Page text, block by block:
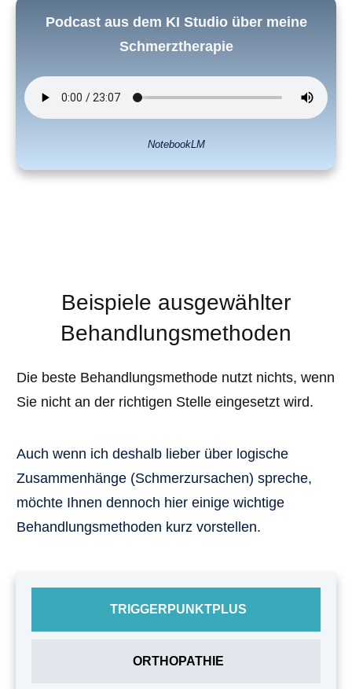
Podcast aus dem KI Studio über meine
Schmerztherapie
NotebookLM
Beispiele ausgewählter
Behandlungsmethoden
Die beste Behandlungsmethode nutzt nichts, wenn
Sie nicht an der richtigen Stelle eingesetzt wird.
Auch wenn ich deshalb lieber über logische
Zusammenhänge (Schmerzursachen) spreche,
möchte Ihnen dennoch hier einige wichtige
Behandlungsmethoden kurz vorstellen.
TRIGGERPUNKTPLUS
ORTHOPATHIE